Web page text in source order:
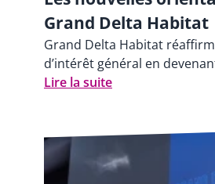
Grand Delta Habitat
Grand Delta Habitat
d’intérêt général en
Lire la suite